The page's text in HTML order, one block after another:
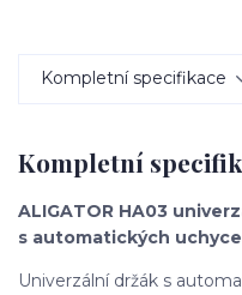
Kompletní specifikace
Kompletní
ALIGATOR HA03
s automatických
Univerzální držák s